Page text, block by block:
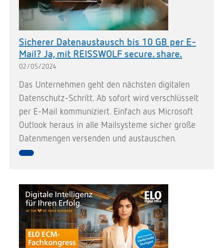
Sicherer Datenaustausch bis 10 GB per E-
Mail? Ja, mit REISSWOLF secure. share.
02/05/2024
Das Unternehmen geht den nächsten digitalen
Datenschutz-Schritt. Ab sofort wird verschlüsselt
per E-Mail kommuniziert. Einfach aus Microsoft
Outlook heraus in alle Mailsysteme sicher große
Datenmengen versenden und austauschen.